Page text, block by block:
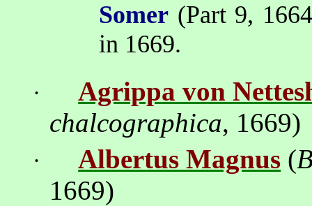
Somer(Part 9,
in 1669.
·
Agrippa von
chalcographica, 1669)
· Albertus Magnus (
1669)